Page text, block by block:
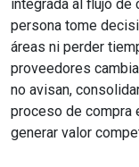
integrada al flujo de
persona tome
áreas ni perder
proveedores
no avisan,
proceso de compra
generar valor